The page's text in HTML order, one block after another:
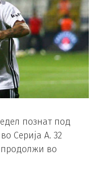
познат под
Серија А. 32
продолжи во